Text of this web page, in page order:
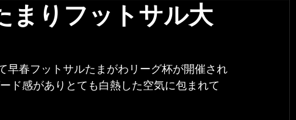
まりフットサル大
早春フットサルたまがわリーグ杯が開催され
ド感がありとても白熱した空気に包まれて